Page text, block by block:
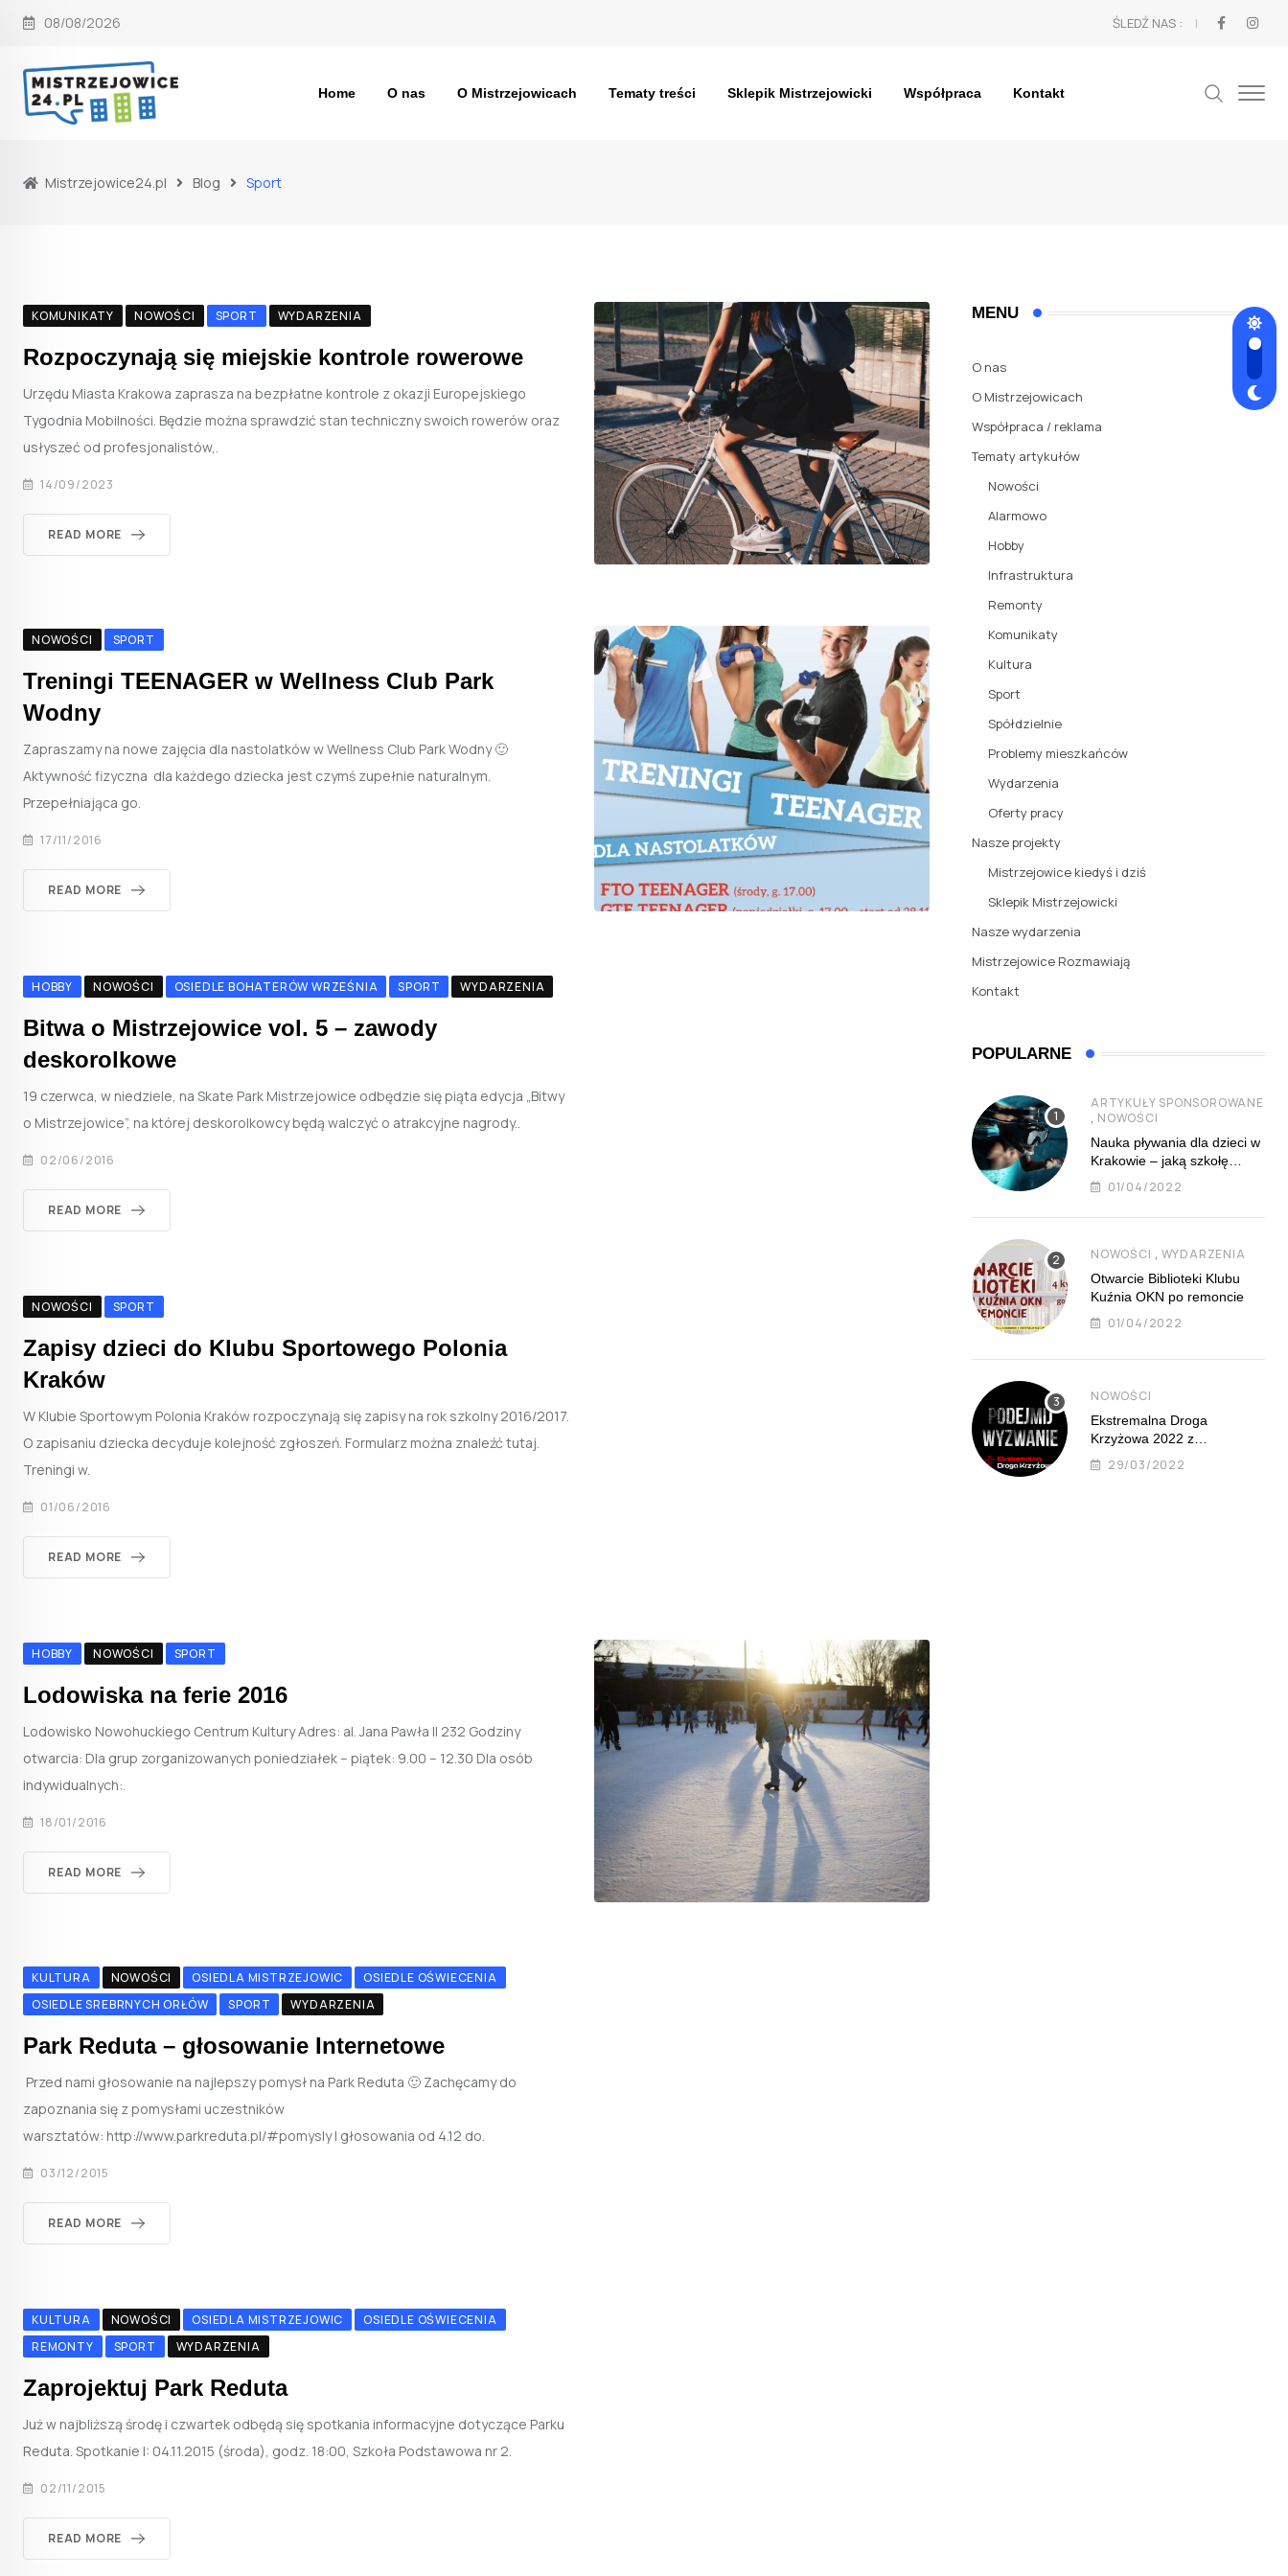
Skip
content
08/08/2026 ŚLEDŹ NAS :
Home O nas O Mistrzejowicach Tematy treści Sklepik Mistrzejowicki Współpraca Kontakt
Mistrzejowice24.pl Blog Sport
KOMUNIKATY NOWOŚCI SPORT WYDARZENIA
Rozpoczynają się miejskie kontrole rowerowe
Urzędu Miasta Krakowa zaprasza na bezpłatne kontrole z okazji Europejskiego
Tygodnia Mobilności. Będzie można sprawdzić stan techniczny swoich rowerów oraz
usłyszeć od profesjonalistów,.
14/09/2023
READ MORE
NOWOŚCI SPORT
Treningi TEENAGER w Wellness Club Park
Wodny
Zapraszamy na nowe zajęcia dla nastolatków w Wellness Club Park Wodny 🙂
Aktywność fizyczna dla każdego dziecka jest czymś zupełnie naturalnym.
Przepełniająca go.
17/11/2016
READ MORE
HOBBY NOWOŚCI OSIEDLE BOHATERÓW WRZEŚNIA SPORT WYDARZENIA
Bitwa o Mistrzejowice vol. 5 – zawody
deskorolkowe
19 czerwca, w niedziele, na Skate Park Mistrzejowice odbędzie się piąta edycja „Bitwy
o Mistrzejowice”, na której deskorolkowcy będą walczyć o atrakcyjne nagrody..
02/06/2016
READ MORE
NOWOŚCI SPORT
Zapisy dzieci do Klubu Sportowego Polonia
Kraków
W Klubie Sportowym Polonia Kraków rozpoczynają się zapisy na rok szkolny 2016/2017.
O zapisaniu dziecka decyduje kolejność zgłoszeń. Formularz można znaleźć tutaj.
Treningi w.
01/06/2016
READ MORE
HOBBY NOWOŚCI SPORT
Lodowiska na ferie 2016
Lodowisko Nowohuckiego Centrum Kultury Adres: al. Jana Pawła II 232 Godziny
otwarcia: Dla grup zorganizowanych poniedziałek – piątek: 9.00 – 12.30 Dla osób
indywidualnych:.
18/01/2016
READ MORE
KULTURA NOWOŚCI OSIEDLA MISTRZEJOWIC
OSIEDLE OŚWIECENIA
OSIEDLE SREBRNYCH ORŁÓW
SPORT WYDARZENIA
Park Reduta – głosowanie Internetowe
Przed nami głosowanie na najlepszy pomysł na Park Reduta 🙂 Zachęcamy do
zapoznania się z pomysłami uczestników
warsztatów: http://www.parkreduta.pl/#pomysly I głosowania od 4.12 do.
03/12/2015
READ MORE
KULTURA NOWOŚCI OSIEDLA MISTRZEJOWIC
OSIEDLE OŚWIECENIA
REMONTY
SPORT WYDARZENIA
Zaprojektuj Park Reduta
Już w najbliższą środę i czwartek odbędą się spotkania informacyjne dotyczące Parku
Reduta. Spotkanie I: 04.11.2015 (środa), godz. 18:00, Szkoła Podstawowa nr 2.
02/11/2015
READ MORE
MENU
O nas
O Mistrzejowicach
Współpraca / reklama
Tematy artykułów
Nowości
Alarmowo
Hobby
Infrastruktura
Remonty
Komunikaty
Kultura
Sport
Spółdzielnie
Problemy mieszkańców
Wydarzenia
Oferty pracy
Nasze projekty
Mistrzejowice kiedyś i dziś
Sklepik Mistrzejowicki
Nasze wydarzenia
Mistrzejowice Rozmawiają
Kontakt
POPULARNE
ARTYKUŁY SPONSOROWANE
, NOWOŚCI
Nauka pływania dla dzieci w
Krakowie – jaką szkołę
najlepiej wybrać?
01/04/2022
NOWOŚCI , WYDARZENIA
Otwarcie Biblioteki Klubu
Kuźnia OKN po remoncie
01/04/2022
NOWOŚCI
Ekstremalna Droga
Krzyżowa 2022 z
Mistrzejowic już 8 kwietnia
29/03/2022